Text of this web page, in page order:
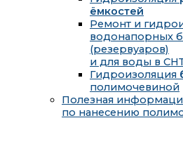
ёмкостей
Ремонт и
водонапорных
(резервуаров)
и для воды в
Гидроизоляция
полимочевиной
Полезная
по нанесению